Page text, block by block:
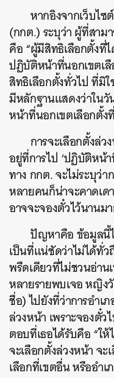
หากอิงจากเว็บไ
(กกต.) ระบุว่า ผู้ที่สาม
คือ “ผู้มีสิทธิเลือกตั้งที่
ปฏิบัติหน้าที่นอกเขตเ
สิทธิเลือกตั้งทั่วไป ที่มิ
มีหลักฐานแสดงว่าใน
หน้าที่นอกเขตเลือกตั้
การจะเลือกตั้งล่ว
อยู่ที่การไป ‘ปฏิบัติหน้
ทาง กกต. จะไม่ระบุว่
หลายคนก็น่าจะคาดเด
อาจจะจองตั๋วไว้นานม
ปัญหาคือ ข้อมูลนี้
เป็นที่แน่ชัดว่าไม่ได้ทั่ว
พรืดเดียวที่ไม่ชวนอ่า
หลายรายพบเจอ หญิง
ชื่อ) ไปยังที่ว่าการอำเ
ล่วงหน้า เพราะจองตั๋
ตอบที่เธอได้รับคือ “ใ
จะเลือกตั้งล่วงหน้า จะ
เลือกที่เขตอื่น หรืออำเ
ค้นหา
SHARE